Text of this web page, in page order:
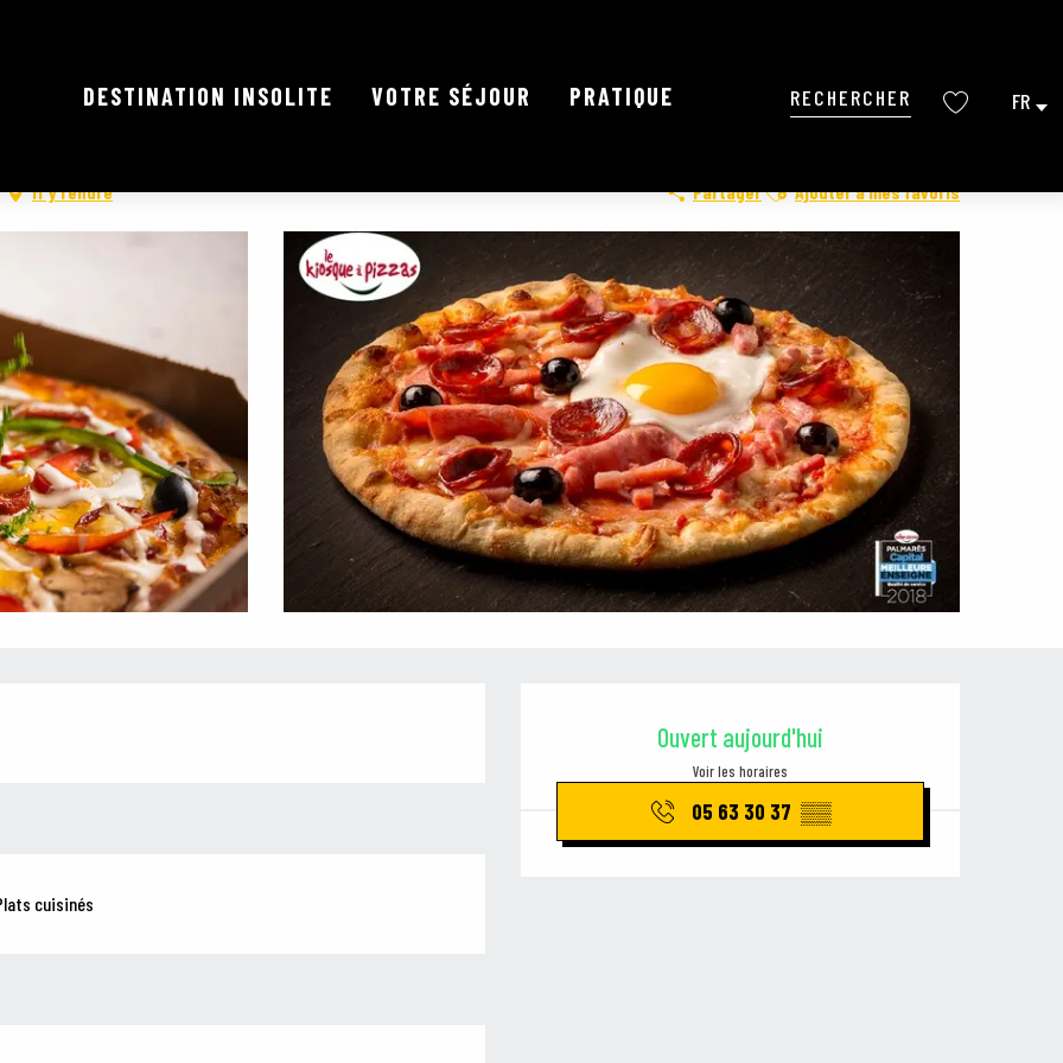
Recherche
FR
DESTINATION INSOLITE VOTRE SÉJOUR PRATIQUE
M'y rendre Partager Ajouter à mes favoris
Ouvert aujourd'hui
Voir les horaires
05 63 30 37 ▒▒
cuisinés